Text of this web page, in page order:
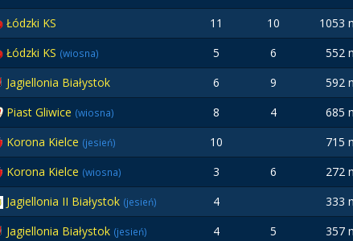
Łódzki KS 11 10 1053
Łódzki KS (wiosna) 5 6 552
Jagiellonia Białystok 6 9 592
Piast Gliwice (wiosna) 8 4 685
Korona Kielce (jesień) 10 715
Korona Kielce (wiosna) 3 6 272
Jagiellonia II Białystok (jesień) 4 333
Jagiellonia Białystok (jesień) 4 5 357